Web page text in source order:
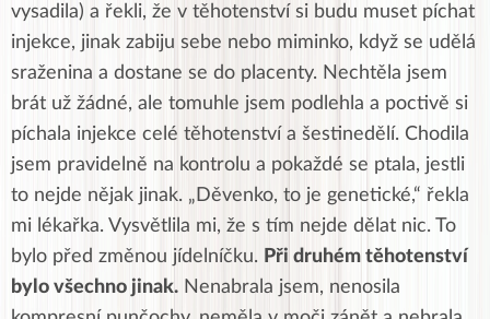
vysadila) a řekli, že v těhotenství si budu muset píchat
injekce, jinak zabiju sebe nebo miminko, když se udělá
sraženina a dostane se do placenty. Nechtěla jsem
brát už žádné, ale tomuhle jsem podlehla a poctivě si
píchala injekce celé těhotenství a šestinedělí. Chodila
jsem pravidelně na kontrolu a pokaždé se ptala, jestli
to nejde nějak jinak. „Děvenko, to je genetické,“ řekla
mi lékařka. Vysvětlila mi, že s tím nejde dělat nic. To
bylo před změnou jídelníčku. Při druhém těhotenství
bylo všechno jinak. Nenabrala jsem, nenosila